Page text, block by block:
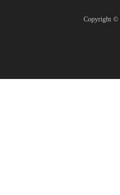
Copyright ©